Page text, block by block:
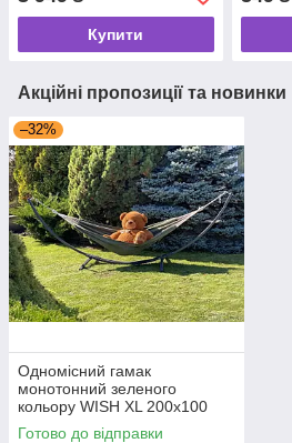
Купити
Акційні пропозиції та новинки
–32%
Одномісний гамак
монотонний зеленого
кольору WISH XL 200х100
WCG
Готово до відправки